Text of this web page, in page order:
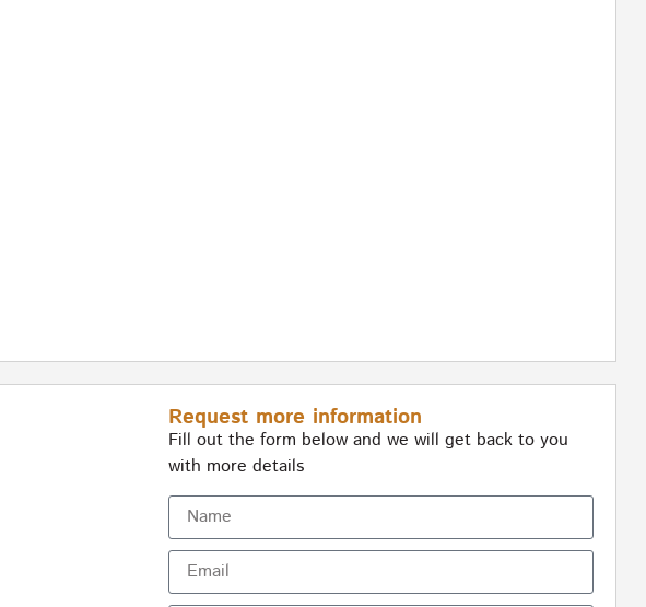
Request more information
Fill out the form below and we will get back to you
with more details